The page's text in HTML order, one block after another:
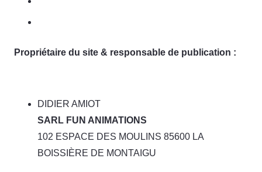
Propriétaire du site & responsable de publication :
DIDIER AMIOT
SARL FUN ANIMATIONS
102 ESPACE DES MOULINS 85600 LA
BOISSIÈRE DE MONTAIGU